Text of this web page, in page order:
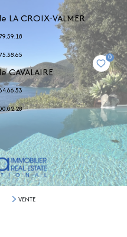
LA CROIX-VALMER
CAVALAIRE
0
VENTE